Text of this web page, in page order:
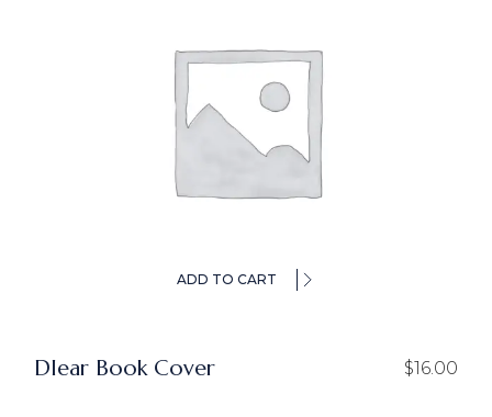
ADD TO CART
Dlear Book Cover $16.00